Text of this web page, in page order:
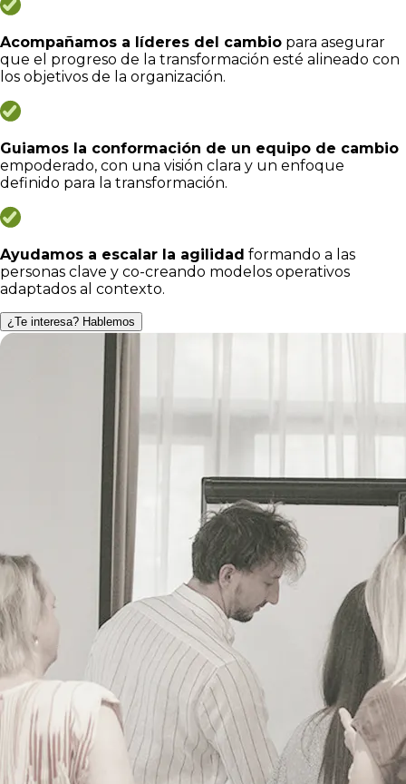
Acompañamos a líderes del cambio para asegurar
que el progreso de la transformación esté alineado con
los objetivos de la organización.
Guiamos la conformación de un equipo de cambio
empoderado, con una visión clara y un enfoque
definido para la transformación.
Ayudamos a escalar la agilidad formando a las
personas clave y co-creando modelos operativos
adaptados al contexto.
¿Te interesa? Hablemos